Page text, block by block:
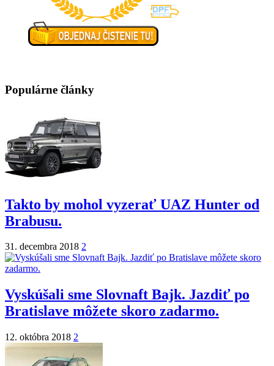
Populárne články
Takto by mohol vyzerať UAZ Hunter od
Brabusu.
31. decembra 2018 2
Vyskúšali sme Slovnaft Bajk. Jazdiť po
Bratislave môžete skoro zadarmo.
12. októbra 2018 2